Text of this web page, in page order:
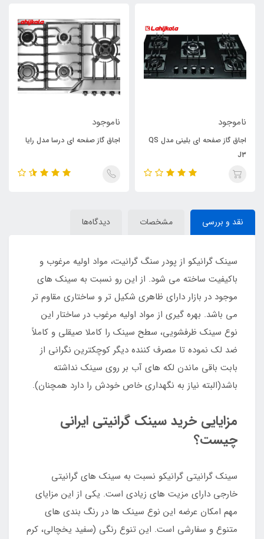
ناموجود
اجاق گاز صفحه ای بلینی مدل QS
J3
ناموجود
اجاق گاز صفحه ای درسا مدل رایا
نقد و بررسی مشخصات دیدگاه‌ها
سینک گرانیکو از پودر سنگ گرانیت، مواد اولیه مرغوب و
باکیفیت ساخته می شود. از این رو نسبت به سینک های
موجود در بازار دارای ظاهری شکیل تر و ساختاری مقاوم تر
می باشد. بهره گیری از مواد اولیه مرغوب در ساختار این
نوع سینک ظرفشویی، سطح سینک را کاملا صیقلی و کاملاً
ضد لک نموده تا مصرف کننده دیگر کوچکترین نگرانی از
بابت باقی ماندن لکه های آب بر روی سینک نداشته
باشد(البته نیاز به نگهداری خاص خودش را دارد همچنان).
مزایایی خرید سینک گرانیتی ایرانی
چیست؟
سینک گرانیتی گرانیکو نسبت به سینک های گرانیتی
خارجی دارای مزیت های زیادی است. یکی از این مزایای
مهم امکان عرضه این نوع سینک ها در رنگ بندی های
متنوع و سفارشی است. این تنوع رنگی (سفید یخچالی، کرم